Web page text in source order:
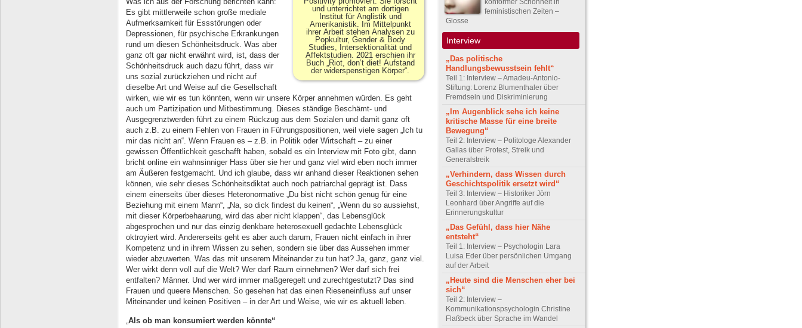
und unterrichtet am dortigen
Institut für Anglistik und
Amerikanistik. Im Mittelpunkt
ihrer Arbeit stehen Analysen zu
Popkultur, Gender & Body
Studies, Intersektionalität und
Affektstudien. 2021 erschien ihr
Buch „Riot, don’t diet! Aufstand
der widerspenstigen Körper“.
Es gibt mittlerweile schon große mediale
Aufmerksamkeit für Essstörungen oder
Depressionen, für psychische Erkrankungen
rund um diesen Schönheitsdruck. Was aber
ganz oft gar nicht erwähnt wird, ist, dass der
Schönheitsdruck auch dazu führt, dass wir
uns sozial zurückziehen und nicht auf
dieselbe Art und Weise auf die Gesellschaft
wirken, wie wir es tun könnten, wenn wir unsere Körper annehmen würden. Es geht
auch um Partizipation und Mitbestimmung. Dieses ständige Beschämt- und
Ausgegrenztwerden führt zu einem Rückzug aus dem Sozialen und damit ganz oft
auch z.B. zu einem Fehlen von Frauen in Führungspositionen, weil viele sagen „Ich tu
mir das nicht an“. Wenn Frauen es – z.B. in Politik oder Wirtschaft – zu einer
gewissen Öffentlichkeit geschafft haben, sobald es ein Interview mit Foto gibt, dann
bricht online ein wahnsinniger Hass über sie her und ganz viel wird eben noch immer
am Äußeren festgemacht. Und ich glaube, dass wir anhand dieser Reaktionen sehen
können, wie sehr dieses Schönheitsdiktat auch noch patriarchal geprägt ist. Dass
einem einerseits über dieses Heteronormative „Du bist nicht schön genug für eine
Beziehung mit einem Mann“, „Na, so dick findest du keinen“, „Wenn du so aussiehst,
mit dieser Körperbehaarung, wird das aber nicht klappen“, das Lebensglück
abgesprochen und nur das einzig denkbare heterosexuell gedachte Lebensglück
oktroyiert wird. Andererseits geht es aber auch darum, Frauen nicht einfach in ihrer
Kompetenz und in ihrem Wissen zu sehen, sondern sie über das Aussehen immer
wieder abzuwerten. Was das mit unserem Miteinander zu tun hat? Ja, ganz, ganz viel.
Wer wirkt denn voll auf die Welt? Wer darf Raum einnehmen? Wer darf sich frei
entfalten? Männer. Und wer wird immer maßgeregelt und zurechtgestutzt? Das sind
Frauen und queere Menschen. So gesehen hat das einen Rieseneinfluss auf unser
Miteinander und keinen Positiven – in der Art und Weise, wie wir es aktuell leben.
Als ob man konsumiert werden könnte“
feministischen Zeiten –
Glosse
Interview
„Das politische
Handlungsbewusstsein fehlt“
Teil 1: Interview – Amadeu-Antonio-
Stiftung: Lorenz Blumenthaler über
Fremdsein und Diskriminierung
„Im Augenblick sehe ich keine
kritische Masse für eine breite
Bewegung“
Teil 2: Interview – Politologe Alexander
Gallas über Protest, Streik und
Generalstreik
„Verhindern, dass Wissen durch
Geschichtspolitik ersetzt wird“
Teil 3: Interview – Historiker Jörn
Leonhard über Angriffe auf die
Erinnerungskultur
„Das Gefühl, dass hier Nähe
entsteht“
Teil 1: Interview – Psychologin Lara
Luisa Eder über persönlichen Umgang
auf der Arbeit
„Heute sind die Menschen eher bei
sich“
Teil 2: Interview –
Kommunikationspsychologin Christine
Flaßbeck über Sprache im Wandel